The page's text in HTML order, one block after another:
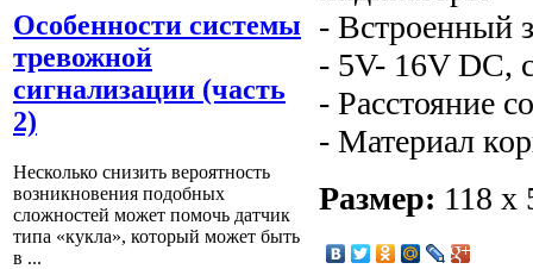
Особенности системы
тревожной
сигнализации (часть
2)
Несколько снизить вероятность
возникновения подобных
сложностей может помочь датчик
типа «кукла», который может быть
в ...
- Встроенный
- 5V- 16V DC,
- Расстояние
- Материал
Размер: 118 x